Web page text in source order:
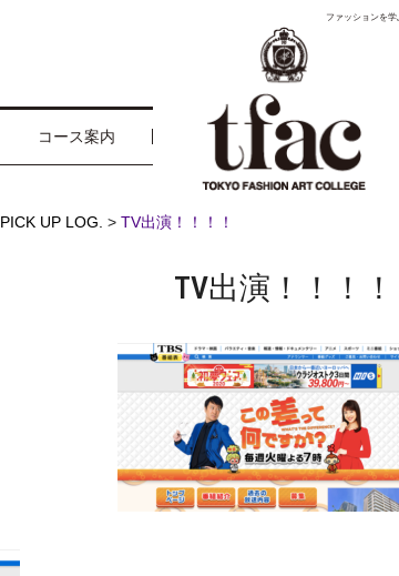
ファッションを
コース案内
PICK UP LOG. >TV出演！！！！
TV出演！！！！